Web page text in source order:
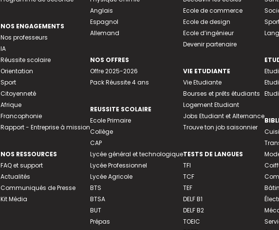
NOS ENGAGEMENTS
Nos professeurs
IA
Réussite scolaire
Orientation
Sport
Citoyenneté
Afrique
Francophonie
Rapport - Entreprise à mission
NOS RESSOURCES
FAQ et support
Actualités
Communiqués de Presse
Kit Média
Anglais
Espagnol
Allemand
NOS OFFRES
Offre 2025-2026
Pack Réussite 4 ans
REUSSITE SCOLAIRE
Ecole Primaire
Collège
CAP
Lycée général et technologique
Lycée Professionnel
Lycée Agricole
BTS
BTSA
BUT
Prépas
Ecole de commerce
Ecole de design
Ecole d’ingénieur
Devenir partenaire
VIE ETUDIANTE
Vie Etudiante
Bourses et prêts étudiants
Logement Etudiant
Jobs Etudiant et Alternance
Trouve ton job saisonnier
TESTS DE LANGUES
TFI
TCF
TEF
DELF B1
DELF B2
TOEIC